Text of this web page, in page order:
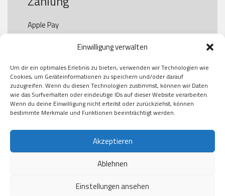
Einwilligung verwalten
Um dir ein optimales Erlebnis zu bieten, verwenden wir Technologien wie
Cookies, um Geräteinformationen zu speichern und/oder darauf
zuzugreifen. Wenn du diesen Technologien zustimmst, können wir Daten
wie das Surfverhalten oder eindeutige IDs auf dieser Website verarbeiten.
Wenn du deine Einwilligung nicht erteilst oder zurückziehst, können
bestimmte Merkmale und Funktionen beeinträchtigt werden.
Akzeptieren
Ablehnen
Einstellungen ansehen
Apple Pay
Paypal
Kauf auf Rechung
Klarna
American Express